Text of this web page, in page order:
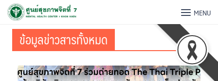
MENU
ข้อมูลข่าวสารทั้งหมด